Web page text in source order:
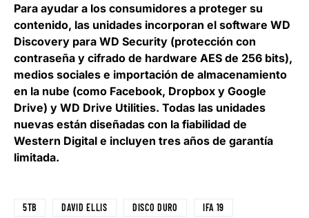
Para ayudar a los consumidores a proteger su
contenido, las unidades incorporan el software WD
Discovery para WD Security (protección con
contraseña y cifrado de hardware AES de 256 bits),
medios sociales e importación de almacenamiento
en la nube (como Facebook, Dropbox y Google
Drive) y WD Drive Utilities. Todas las unidades
nuevas están diseñadas con la fiabilidad de
Western Digital e incluyen tres años de garantía
limitada.
5TB DAVID ELLIS DISCO DURO IFA 19